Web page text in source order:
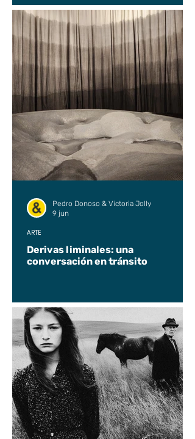
Derivas liminales: una
conversación en tránsito
ARTE
Pedro Donoso & Victoria Jolly
9 jun